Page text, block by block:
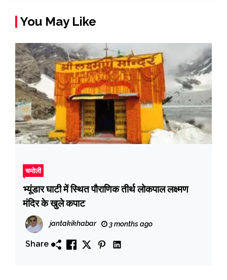
You May Like
चमोली
भ्यूंडार घाटी में स्थित पौराणिक तीर्थ लोकपाल लक्ष्मण
मंदिर के खुले कपाट
jantakikhabar 3 months ago
Share